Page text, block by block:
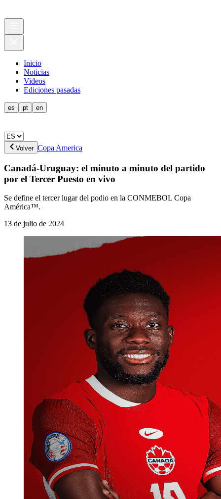
Inicio
Noticias
Videos
Ediciones pasadas
es pt en
Volver Copa America
Canadá-Uruguay: el minuto a minuto del partido
por el Tercer Puesto en vivo
Se define el tercer lugar del podio en la CONMEBOL Copa
América™.
13 de julio de 2024